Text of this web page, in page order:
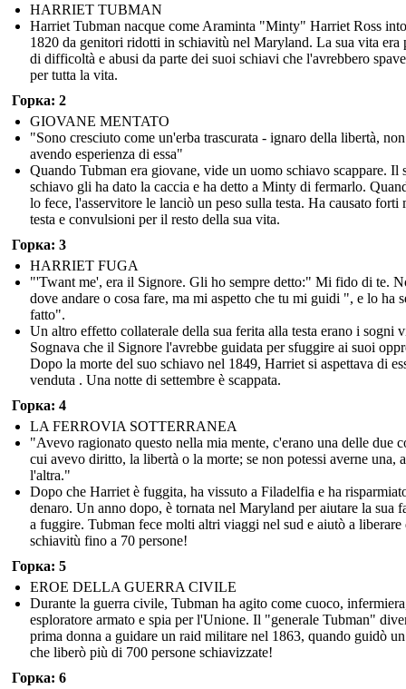
HARRIET TUBMAN
Harriet Tubman nacque come Araminta "Minty" Harriet Ross
1820 da genitori ridotti in schiavitù nel Maryland. La sua vita era
di difficoltà e abusi da parte dei suoi schiavi che l'avrebbero
per tutta la vita.
Горка: 2
GIOVANE MENTATO
"Sono cresciuto come un'erba trascurata - ignaro della libertà, non
avendo esperienza di essa"
Quando Tubman era giovane, vide un uomo schiavo scappare. Il
schiavo gli ha dato la caccia e ha detto a Minty di fermarlo.
lo fece, l'asservitore le lanciò un peso sulla testa. Ha causato forti
testa e convulsioni per il resto della sua vita.
Горка: 3
HARRIET FUGA
"'Twant me', era il Signore. Gli ho sempre detto:" Mi fido di te.
dove andare o cosa fare, ma mi aspetto che tu mi guidi ", e lo ha
fatto".
Un altro effetto collaterale della sua ferita alla testa erano i sogni
Sognava che il Signore l'avrebbe guidata per sfuggire ai suoi
Dopo la morte del suo schiavo nel 1849, Harriet si aspettava di
venduta . Una notte di settembre è scappata.
Горка: 4
LA FERROVIA SOTTERRANEA
"Avevo ragionato questo nella mia mente, c'erano una delle due
cui avevo diritto, la libertà o la morte; se non potessi averne una,
l'altra."
Dopo che Harriet è fuggita, ha vissuto a Filadelfia e ha
denaro. Un anno dopo, è tornata nel Maryland per aiutare la sua
a fuggire. Tubman fece molti altri viaggi nel sud e aiutò a liberare
schiavitù fino a 70 persone!
Горка: 5
EROE DELLA GUERRA CIVILE
Durante la guerra civile, Tubman ha agito come cuoco,
esploratore armato e spia per l'Unione. Il "generale Tubman"
prima donna a guidare un raid militare nel 1863, quando guidò
che liberò più di 700 persone schiavizzate!
Горка: 6